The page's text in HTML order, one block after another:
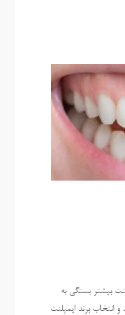
بیشتر بستگی به
انتخاب برند ایمپلنت